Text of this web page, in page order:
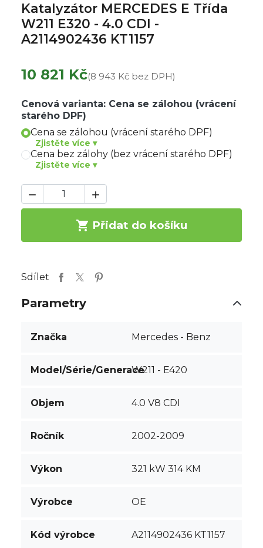
Katalyzátor MERCEDES E Třída
W211 E320 - 4.0 CDI -
A2114902436 KT1157
10 821 Kč(8 943 Kč bez DPH)
Cenová varianta: Cena se zálohou (vrácení
starého DPF)
Cena se zálohou (vrácení starého DPF)
Zjistěte více ▾
Cena bez zálohy (bez vrácení starého DPF)
Zjistěte více ▾
 
 Přidat do košíku
Sdílet
Parametry
Značka Mercedes - Benz
Model/Série/GeneraceW211 - E420
Objem 4.0 V8 CDI
Ročník 2002-2009
Výkon 321 kW 314 KM
Výrobce OE
Kód výrobce A2114902436 KT1157